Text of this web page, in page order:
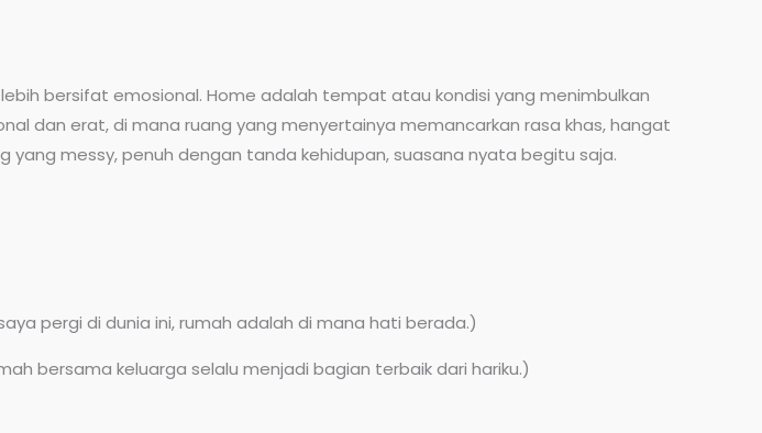
bersifat emosional. Home adalah tempat atau kondisi yang menimbulkan
dan erat, di mana ruang yang menyertainya memancarkan rasa khas, hangat
messy, penuh dengan tanda kehidupan, suasana nyata begitu saja.
pergi di dunia ini, rumah adalah di mana hati berada.)
bersama keluarga selalu menjadi bagian terbaik dari hariku.)